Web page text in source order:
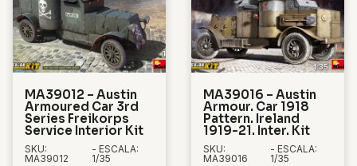
MA39012 – Austin
Armoured Car 3rd
Series Freikorps
Service Interior Kit
SKU:
MA39012
- ESCALA:
1/35
MA39016 – Austin
Armour. Car 1918
Pattern. Ireland
1919-21. Inter. Kit
SKU:
MA39016
- ESCALA:
1/35